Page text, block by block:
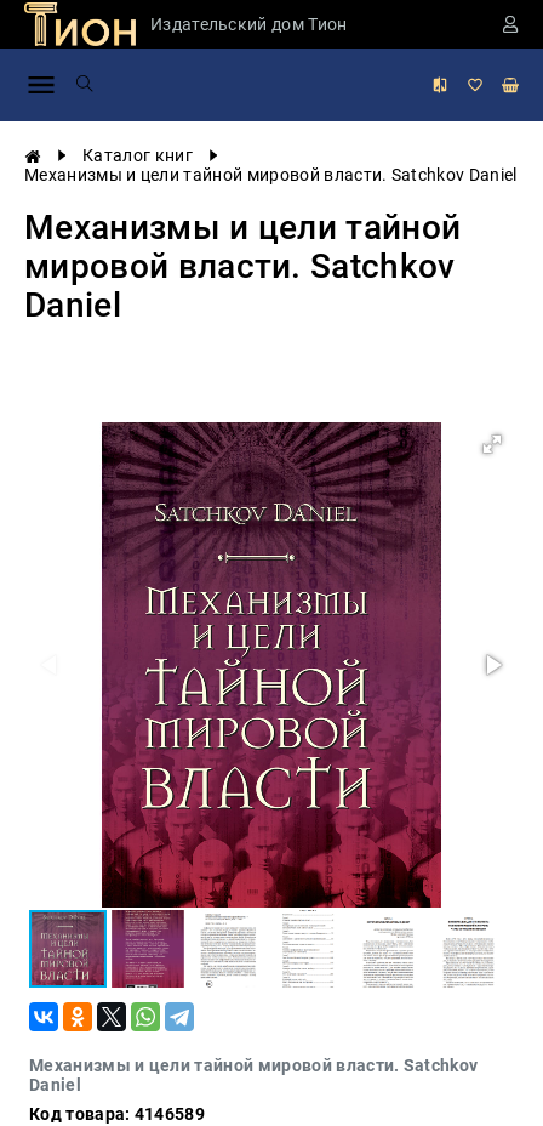
Издательский дом Тион
Каталог книг
Механизмы и цели тайной мировой власти. Satchkov Daniel
Механизмы и цели тайной
мировой власти. Satchkov
Daniel
Механизмы и цели тайной мировой власти. Satchkov
Daniel
Код товара: 4146589
Занимательная
России
история
Экономика
Фантастика
будущего
Публицистика
Проза
непознанное
Философия
Военная
история
Конспирология
Политика
Религия
Туризм
Разное
Кухня,
гастрономия,